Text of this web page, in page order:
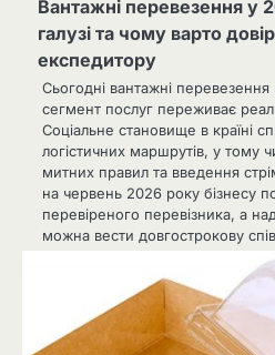
Вантажні перевезення у
галузі та чому варто
експедитору
Сьогодні вантажні перевезення
сегмент послуг переживає
Соціальне становище в країні
логістичних маршрутів, у тому
митних правил та введення
на червень 2026 року бізнесу
перевіреного перевізника, а
можна вести довгострокову